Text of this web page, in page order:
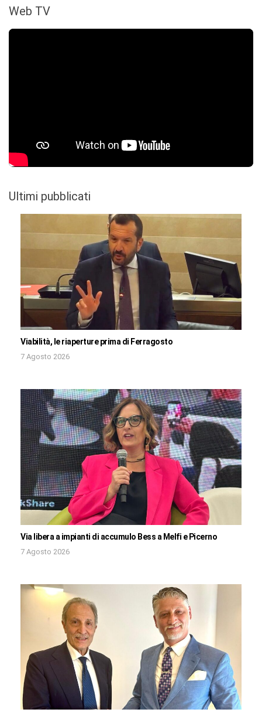
Web TV
Ultimi pubblicati
Viabilità, le riaperture prima di Ferragosto
7 Agosto 2026
Via libera a impianti di accumulo Bess a Melfi e Picerno
7 Agosto 2026